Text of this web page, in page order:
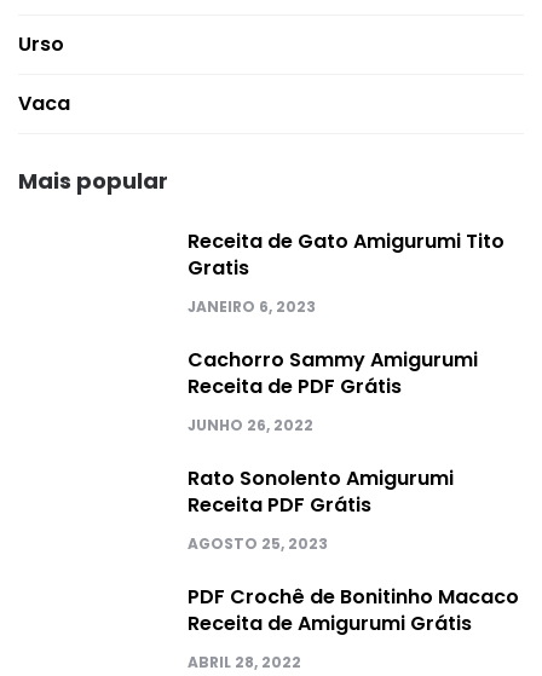
Urso
Vaca
Mais popular
Receita de Gato Amigurumi Tito
Gratis
JANEIRO 6, 2023
Cachorro Sammy Amigurumi
Receita de PDF Grátis
JUNHO 26, 2022
Rato Sonolento Amigurumi
Receita PDF Grátis
AGOSTO 25, 2023
PDF Crochê de Bonitinho Macaco
Receita de Amigurumi Grátis
ABRIL 28, 2022